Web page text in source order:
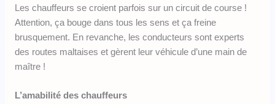
Les chauffeurs se croient parfois sur un circuit de course !
Attention, ça bouge dans tous les sens et ça freine
brusquement. En revanche, les conducteurs sont experts
des routes maltaises et gèrent leur véhicule d’une main de
maître !
L’amabilité des chauffeurs